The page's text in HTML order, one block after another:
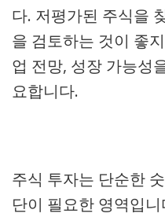
다. 저평가된 주식을
을 검토하는 것이 좋
업 전망, 성장 가능성
요합니다.
주식 투자는 단순한
단이 필요한 영역입